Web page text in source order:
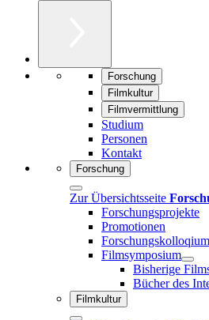
Forschung
Filmkultur
Filmvermittlung
Studium
Personen
Kontakt
Forschung
Zur Übersichtsseite
Forschungsprojekte
Promotionen
Forschungskolloqium
Filmsymposium
Bisherige
Bücher des
Filmkultur